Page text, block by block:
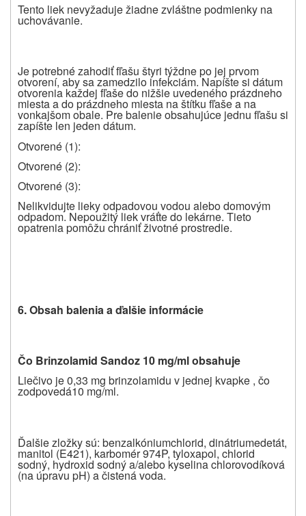
Tento liek nevyžaduje žiadne zvláštne podmienky na
uchovávanie.
Je potrebné zahodiť fľašu štyri týždne po jej prvom
otvorení, aby sa zamedzilo infekciám. Napíšte si dátum
otvorenia každej fľaše do nižšie uvedeného prázdneho
miesta a do prázdneho miesta na štítku fľaše a na
vonkajšom obale. Pre balenie obsahujúce jednu fľašu si
zapíšte len jeden dátum.
Otvorené (1):
Otvorené (2):
Otvorené (3):
Nelikvidujte lieky odpadovou vodou alebo domovým
odpadom. Nepoužitý liek vráťte do lekárne. Tieto
opatrenia pomôžu chrániť životné prostredie.
6.Obsah balenia a ďalšie informácie
Čo Brinzolamid Sandoz 10 mg/ml obsahuje
Liečivo je 0,33 mg brinzolamidu v jednej kvapke , čo
zodpovedá10 mg/ml.
Ďalšie zložky sú: benzalkóniumchlorid, dinátriumedetát,
manitol (E421), karbomér 974P, tyloxapol, chlorid
sodný, hydroxid sodný a/alebo kyselina chlorovodíková
(na úpravu pH) a čistená voda.